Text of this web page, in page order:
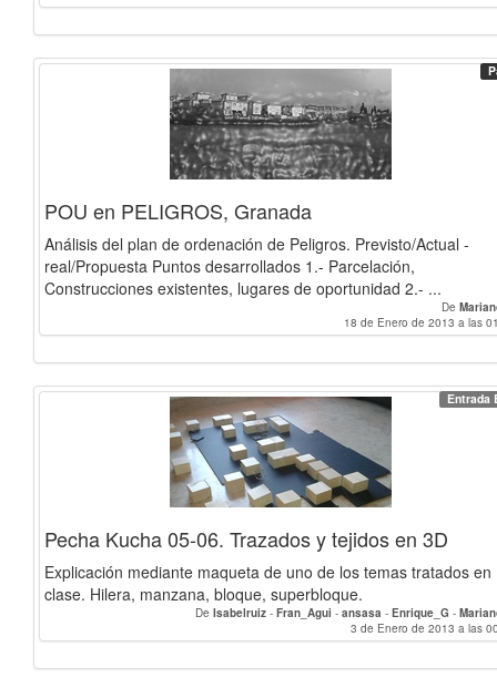
POU en PELIGROS, Granada
Análisis del plan de ordenación de Peligros. Previsto/Actual -
real/Propuesta Puntos desarrollados 1.- Parcelación,
Construcciones existentes, lugares de oportunidad 2.- ...
De
18 de Enero de 2013 a las
Entrada
Pecha Kucha 05-06. Trazados y tejidos en 3D
Explicación mediante maqueta de uno de los temas tratados en
clase. Hilera, manzana, bloque, superbloque.
De Isabelruiz - Fran_Agui - ansasa - Enrique_G -
3 de Enero de 2013 a las